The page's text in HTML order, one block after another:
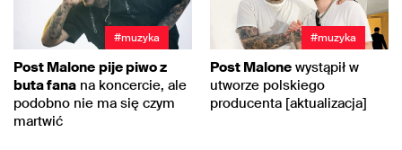
#muzyka
Post Malone pije piwo z
buta fana na koncercie, ale
podobno nie ma się czym
martwić
#muzyka
Post Malone wystąpił w
utworze polskiego
producenta [aktualizacja]